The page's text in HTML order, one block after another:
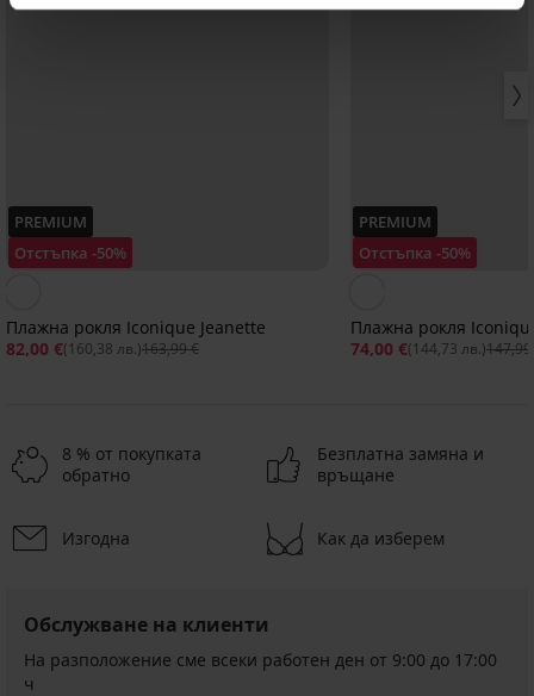
PREMIUM
Отстъпка -50%
Плажна рокля Iconique Jeanette
82,00 €(160,38 лв.)163,99 €
PREMIUM
Отстъпка -50%
Плажна рокля
74,00 €(144,73 лв.)
8 % от покупката
обратно
Безплатна замяна и
връщане
Изгодна Как да изберем
Обслужване на клиенти
На разположение сме всеки работен ден от 9:00 до 17:00
ч